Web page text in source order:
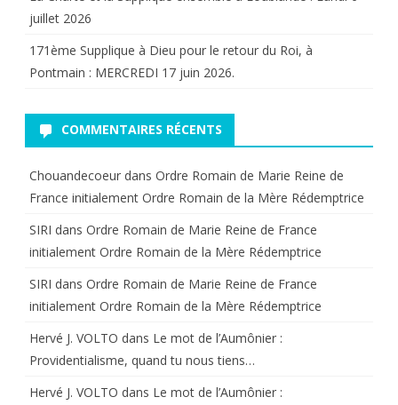
de
Fontevraud.
juillet 2026
171ème Supplique à Dieu pour le retour du Roi, à
Pontmain : MERCREDI 17 juin 2026.
COMMENTAIRES RÉCENTS
Chouandecoeur dans Ordre Romain de Marie Reine de
France initialement Ordre Romain de la Mère Rédemptrice
SIRI dans Ordre Romain de Marie Reine de France
initialement Ordre Romain de la Mère Rédemptrice
SIRI dans Ordre Romain de Marie Reine de France
initialement Ordre Romain de la Mère Rédemptrice
Hervé J. VOLTO dans Le mot de l’Aumônier :
Providentialisme, quand tu nous tiens…
Hervé J. VOLTO dans Le mot de l’Aumônier :